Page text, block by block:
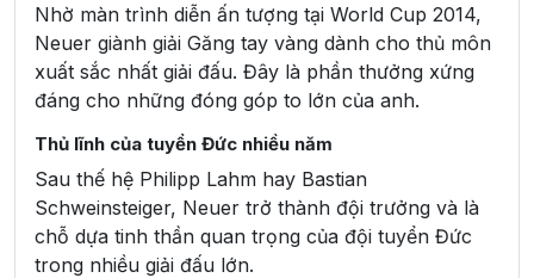
Nhờ màn trình diễn ấn tượng tại World Cup 2014,
Neuer giành giải Găng tay vàng dành cho thủ môn
xuất sắc nhất giải đấu. Đây là phần thưởng xứng
đáng cho những đóng góp to lớn của anh.
Thủ lĩnh của tuyển Đức nhiều năm
Sau thế hệ Philipp Lahm hay Bastian
Schweinsteiger, Neuer trở thành đội trưởng và là
chỗ dựa tinh thần quan trọng của đội tuyển Đức
trong nhiều giải đấu lớn.